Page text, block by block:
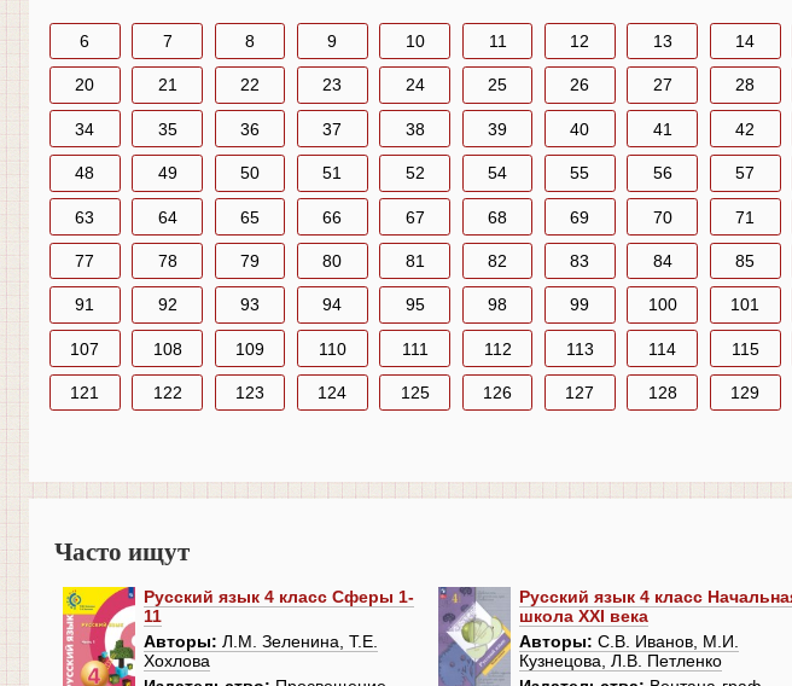
6 7 8 9 10 11 12 13 14
20 21 22 23 24 25 26 27 28
34 35 36 37 38 39 40 41 42
48 49 50 51 52 54 55 56 57
63 64 65 66 67 68 69 70 71
77 78 79 80 81 82 83 84 85
91 92 93 94 95 98 99 100 101
107 108 109 110 111 112 113 114 115
121 122 123 124 125 126 127 128 129
Часто ищут
Русский язык 4 класс Сферы 1-
11
Русский язык 4 класс Начальная
школа XXI века